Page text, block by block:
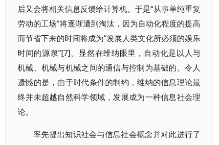
后又会将相关信息反馈给计算机。于是“从事单纯重复
劳动的工场”将逐渐遭到淘汰，因为自动化程度的提高
而节省下来的时间将成为“发展人类文化所必须的娱乐
时间的源泉”[7]。显然在维纳眼里，自动化是以人与
机械、机械与机械之间的通信与控制为基础的。令人
遗憾的是，由于时代条件的制约，维纳的信息理论最
终并未超越自然科学领域，发展成为一种信息社会理
论。
率先提出知识社会与信息社会概念并对此进行了